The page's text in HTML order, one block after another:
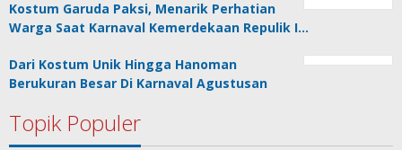
Kostum Garuda Paksi, Menarik Perhatian
Warga Saat Karnaval Kemerdekaan Repulik I…
Dari Kostum Unik Hingga Hanoman
Berukuran Besar Di Karnaval Agustusan
Topik Populer